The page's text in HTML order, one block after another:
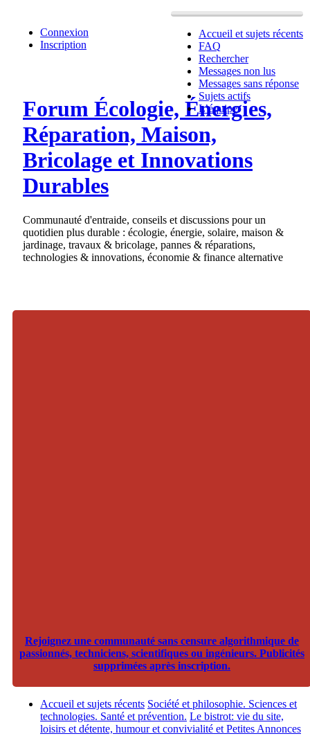
Accueil et sujets récents
FAQ
Rechercher
Messages non lus
Messages sans réponse
Sujets actifs
L’équipe
Connexion
Inscription
Forum Écologie, Énergies,
Réparation, Maison,
Bricolage et Innovations
Durables
Communauté d'entraide, conseils et discussions pour un
quotidien plus durable : écologie, énergie, solaire, maison &
jardinage, travaux & bricolage, pannes & réparations,
technologies & innovations, économie & finance alternative
Rejoignez une communauté sans censure algorithmique de
passionnés, techniciens, scientifiques ou ingénieurs. Publicités
supprimées après inscription.
Accueil et sujets récents Société et philosophie. Sciences et
technologies. Santé et prévention. Le bistrot: vie du site,
loisirs et détente, humour et convivialité et Petites Annonces